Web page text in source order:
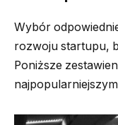
Wybór
rozwoju startupu,
Poniższe